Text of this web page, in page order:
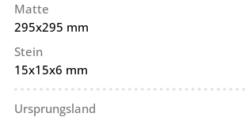
Matte
295x295 mm
Stein
15x15x6 mm
Ursprungsland